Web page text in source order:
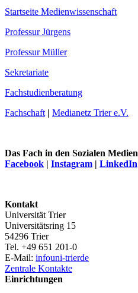
Startseite Medienwissenschaft
Professur Jürgens
Professur Müller
Sekretariate
Fachstudienberatung
Fachschaft | Medianetz Trier e.V.
Das Fach in den Sozialen Medien
Facebook | Instagram | LinkedIn
Kontakt
Universität Trier
Universitätsring 15
54296 Trier
Tel. +49 651 201-0
E-Mail: infouni-trierde
Zentrale Kontakte
Einrichtungen